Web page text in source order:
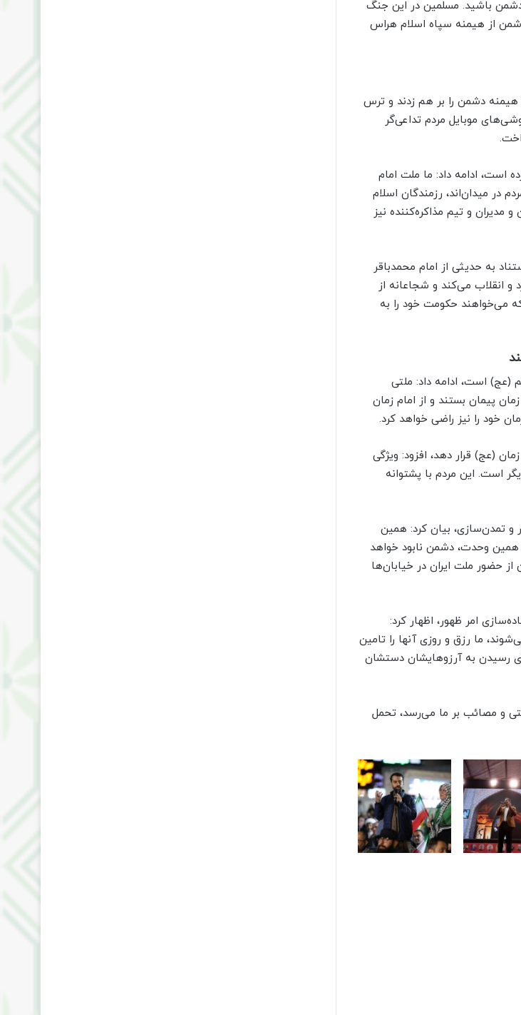
باشید. مسلمین در این جنگ
از هیمنه سپاه اسلام هراس
هیمنه دشمن را بر هم زدند و ترس
موبایل مردم تداعی‌گر
است، ادامه داد: ما ملت امام
در میدان‌اند، رزمندگان اسلام
و تیم مذاکره‌کننده نیز
به حدیثی از امام محمدباقر
انقلاب می‌کند و شجاعانه از
می‌خواهند حکومت خود را به
(عج) است، ادامه داد: ملتی
پیمان بستند و از امام زمان
خود را نیز راضی خواهد کرد.
(عج) قرار دهد، افزود: ویژگی
است. این مردم با پشتوانه
و تمدن‌سازی، بیان کرد: همین
همین وحدت، دشمن نابود خواهد
حضور ملت ایران در خیابان‌ها
امر ظهور، اظهار کرد:
ما رزق و روزی آنها را تامین
رسیدن به آرزوهایشان دستشان
و مصائب بر ما می‌رسد، تحمل